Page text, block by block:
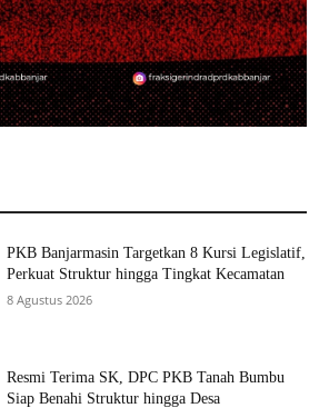
PKB Banjarmasin Targetkan 8 Kursi Legislatif,
Perkuat Struktur hingga Tingkat Kecamatan
8 Agustus 2026
Resmi Terima SK, DPC PKB Tanah Bumbu
Siap Benahi Struktur hingga Desa